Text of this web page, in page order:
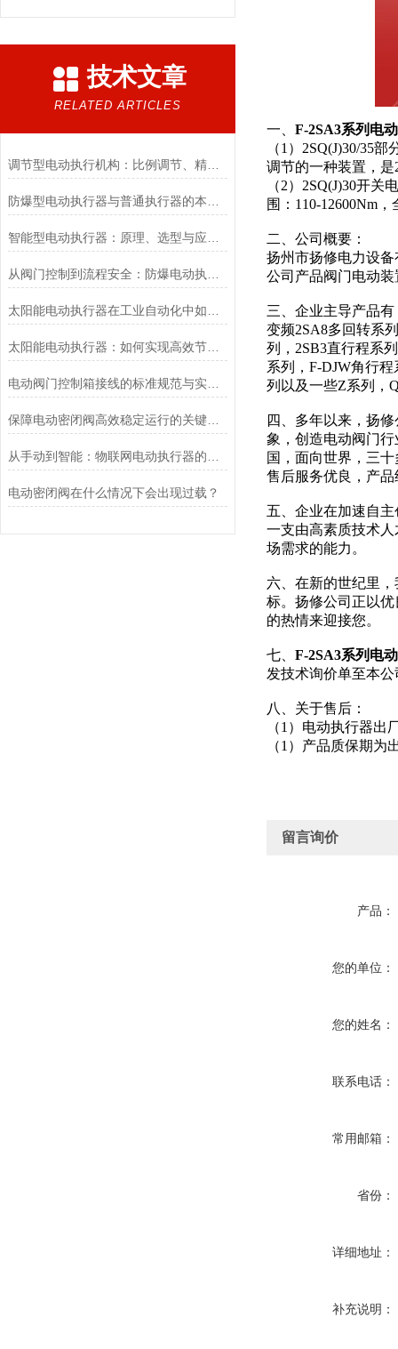
技术文章
RELATED ARTICLES
调节型电动执行机构：比例调节、精度控制要点
太阳能电动执行器：如何实现高效节能的自动化控制？
保障电动密闭阀高效稳定运行的关键举措
电动密闭阀在什么情况下会出现过载？
一、 F-2SA3系列电
（1）2SQ(J)30/35
调节的一种装置，是
（2）2SQ(J)30开
围：110-12600Nm
二、公司概要：
扬州市扬修电力设
公司产品阀门电动
三、企业主导产品有
变频2SA8多回转系
列，2SB3直行程系
系列，F-DJW角行
列以及一些Z系列，
四、多年以来，扬
象，创造电动阀门
国，面向世界，三
售后服务优良，产
五、企业在加速自
一支由高素质技术
场需求的能力。
六、在新的世纪里
标。扬修公司正以
的热情来迎接您。
七、 F-2SA3系列电
发技术询价单至本
八、关于售后：
（1）电动执行器
（1） 产品质保期为
留言询价
产品：
您的单位：
您的姓名：
联系电话：
常用邮箱：
省份：
详细地址：
补充说明：